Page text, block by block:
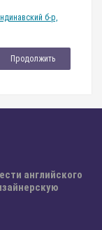
б-р,
Продолжить
английского